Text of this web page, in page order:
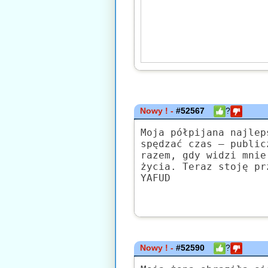
Nowy ! -#52567 ?
Moja półpijana
spędzać czas —
razem, gdy widzi
życia. Teraz stoję
YAFUD
Nowy ! -#52590 ?